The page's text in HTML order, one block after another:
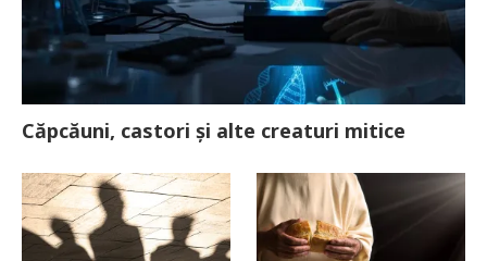
Căpcăuni, castori și alte creaturi mitice